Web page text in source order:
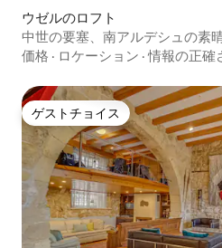
ウゼルのロフト
中世の要塞、南アルデシュの素
き）
価格 · ロケーション ·情報の正確
ゲストチョイス
ゲストチョイス